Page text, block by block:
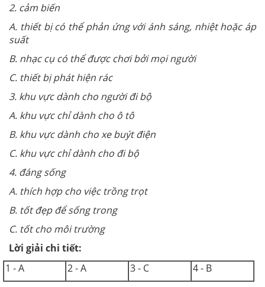
2. cảm biến
A. thiết bị có thể phản ứng với ánh sáng, nhiệt hoặc áp
suất
B. nhạc cụ có thể được chơi bởi mọi người
C. thiết bị phát hiện rác
3. khu vực dành cho người đi bộ
A. khu vực chỉ dành cho ô tô
B. khu vực dành cho xe buýt điện
C. khu vực chỉ dành cho đi bộ
4. đáng sống
A. thích hợp cho việc trồng trọt
B. tốt đẹp để sống trong
C. tốt cho môi trường
Lời giải chi tiết:
1 - A
2 - A 3 - C 4 - B